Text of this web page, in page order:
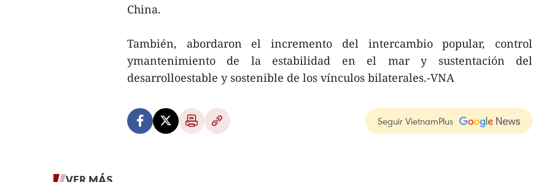
China.
También, abordaron el incremento del intercambio popular, control
ymantenimiento de la estabilidad en el mar y sustentación del
desarrolloestable y sostenible de los vínculos bilaterales.-VNA
Seguir VietnamPlus